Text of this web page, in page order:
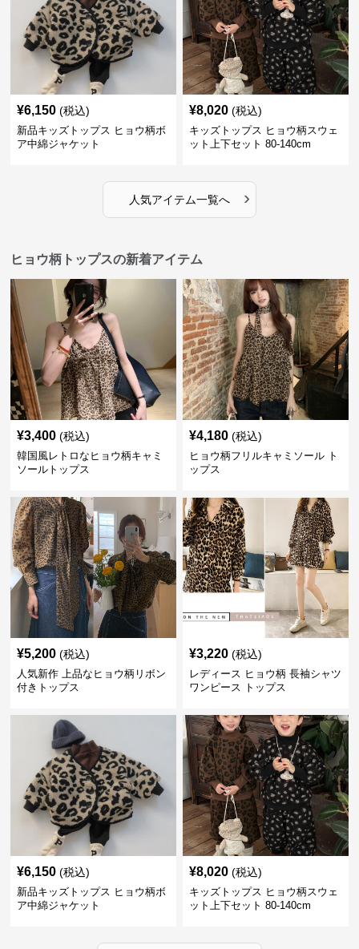
¥6,150 (税込)
新品キッズトップス ヒョウ柄ボ
ア中綿ジャケット
¥8,020 (税込)
キッズトップス ヒョウ柄スウェ
ット上下セット 80-140cm
人気アイテム一覧へ ›
ヒョウ柄トップスの新着アイテム
¥3,400 (税込)
韓国風レトロなヒョウ柄キャミ
ソールトップス
¥4,180 (税込)
ヒョウ柄フリルキャミソール ト
ップス
¥5,200 (税込)
人気新作 上品なヒョウ柄リボン
付きトップス
¥3,220 (税込)
レディース ヒョウ柄 長袖シャツ
ワンピース トップス
¥6,150 (税込)
新品キッズトップス ヒョウ柄ボ
ア中綿ジャケット
¥8,020 (税込)
キッズトップス ヒョウ柄スウェ
ット上下セット 80-140cm